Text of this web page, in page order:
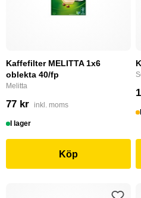
Kaffefilter MELITTA 1x6
oblekta 40/fp
Melitta
77 kr inkl. moms
I lager
Köp